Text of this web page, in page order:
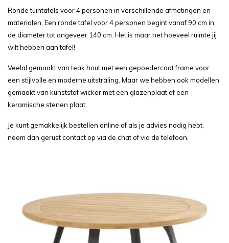
Ronde tuintafels voor 4 personen in verschillende afmetingen en
materialen. Een ronde tafel voor 4 personen begint vanaf 90 cm in
de diameter tot ongeveer 140 cm. Het is maar net hoeveel ruimte jij
wilt hebben aan tafel!
Veelal gemaakt van teak hout met een gepoedercoat frame voor
een stijlvolle en moderne uitstraling. Maar we hebben ook modellen
gemaakt van kunststof wicker met een glazenplaat of een
keramische stenen plaat.
Je kunt gemakkelijk bestellen online of als je advies nodig hebt,
neem dan gerust contact op via de chat of via de telefoon.